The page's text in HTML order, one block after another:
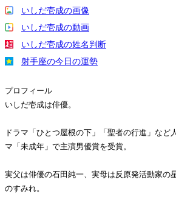
いしだ壱成の画像
いしだ壱成の動画
いしだ壱成の姓名判断
射手座の今日の運勢
プロフィール
いしだ壱成は俳優。
ドラマ「ひとつ屋根の下」「聖者の行進」など
マ「未成年」で主演男優賞を受賞。
実父は俳優の石田純一、実母は反原発活動家の
のすみれ。